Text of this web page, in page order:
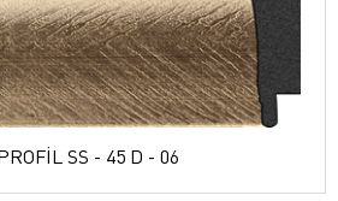
SS - 45 D - 06